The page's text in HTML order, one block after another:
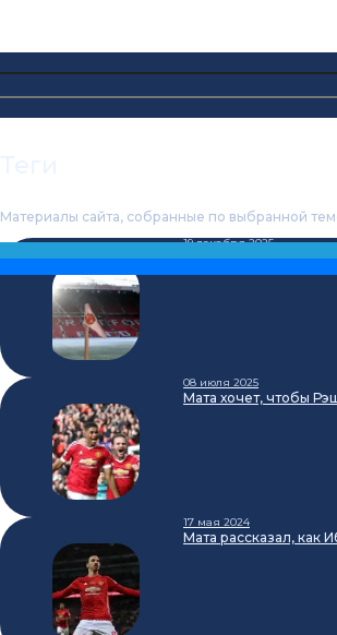
Материалы сайта, собранные по выбранной
19 декабря 2025
Холодный расчёт.
08 июля 2025
Мата хочет, чтобы
17 мая 2024
Мата рассказал, как